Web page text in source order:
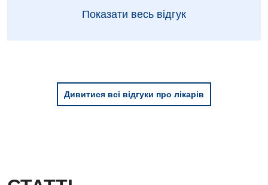
Показати весь відгук
Дивитися всі відгуки про лікарів